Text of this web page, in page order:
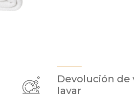
Devolución de
lavar